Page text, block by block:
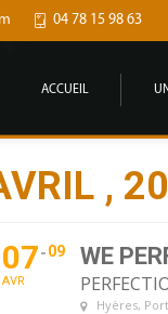
04 78 15 98 63
ACCUEIL
,
07
AVR
09 WE
Hyères,